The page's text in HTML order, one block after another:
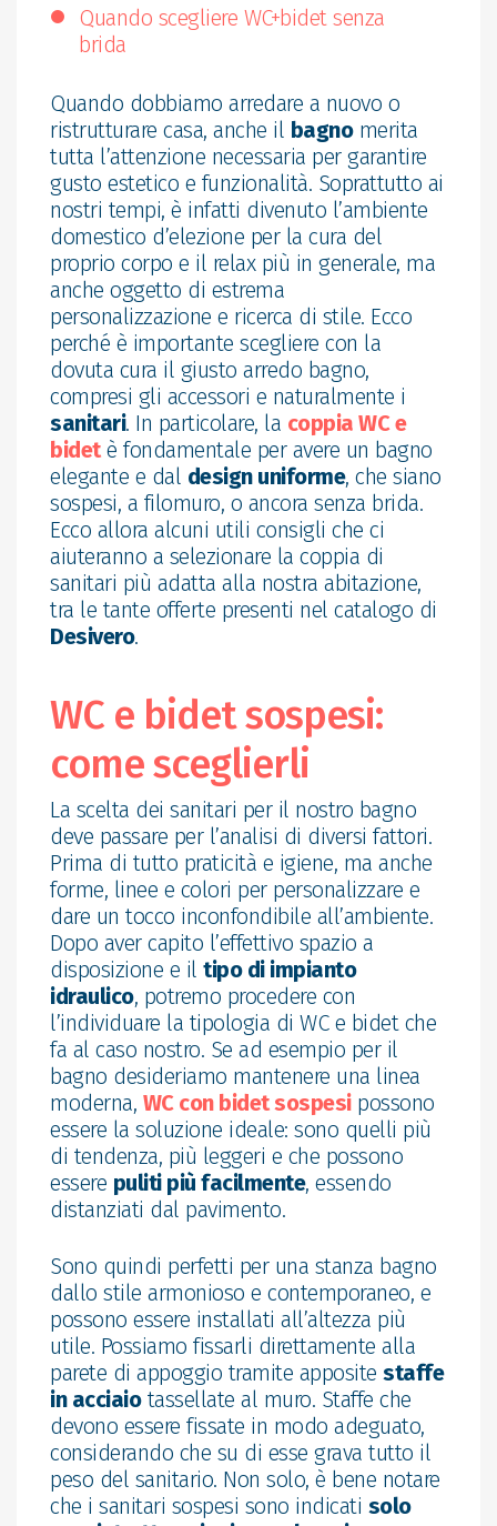
Quando scegliere WC+bidet senza
brida
Quando dobbiamo arredare a nuovo o
ristrutturare casa, anche il bagnomerita
tutta l’attenzione necessaria per garantire
gusto estetico e funzionalità. Soprattutto ai
nostri tempi, è infatti divenuto l’ambiente
domestico d’elezione per la cura del
proprio corpo e il relax più in generale, ma
anche oggetto di estrema
personalizzazione e ricerca di stile. Ecco
perché è importante scegliere con la
dovuta cura il giusto arredo bagno,
compresi gli accessori e naturalmente i
sanitari. In particolare, la coppia WC e
bidetè fondamentale per avere un bagno
elegante e dal design uniforme, che siano
sospesi, a filomuro, o ancora senza brida.
Ecco allora alcuni utili consigli che ci
aiuteranno a selezionare la coppia di
sanitari più adatta alla nostra abitazione,
tra le tante offerte presenti nel catalogo di
Desivero.
WC e bidet sospesi:
come sceglierli
La scelta dei sanitari per il nostro bagno
deve passare per l’analisi di diversi fattori.
Prima di tutto praticità e igiene, ma anche
forme, linee e colori per personalizzare e
dare un tocco inconfondibile all’ambiente.
Dopo aver capito l’effettivo spazio a
disposizione e il tipo di impianto
idraulico, potremo procedere con
l’individuare la tipologia di WC e bidet che
fa al caso nostro. Se ad esempio per il
bagno desideriamo mantenere una linea
moderna, WC con bidet sospesipossono
essere la soluzione ideale: sono quelli più
di tendenza, più leggeri e che possono
essere puliti più facilmente, essendo
distanziati dal pavimento.
Sono quindi perfetti per una stanza bagno
dallo stile armonioso e contemporaneo, e
possono essere installati all’altezza più
utile. Possiamo fissarli direttamente alla
parete di appoggio tramite apposite staffe
in acciaiotassellate al muro. Staffe che
devono essere fissate in modo adeguato,
considerando che su di esse grava tutto il
peso del sanitario. Non solo, è bene notare
che i sanitari sospesi sono indicati solo